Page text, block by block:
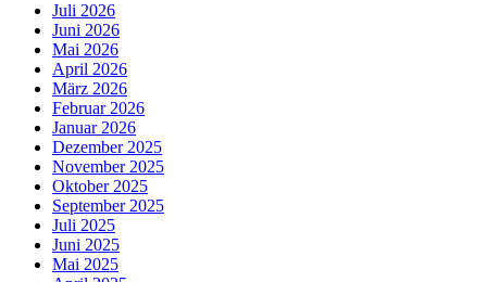
Juli 2026
Juni 2026
Mai 2026
April 2026
März 2026
Februar 2026
Januar 2026
Dezember 2025
November 2025
Oktober 2025
September 2025
Juli 2025
Juni 2025
Mai 2025